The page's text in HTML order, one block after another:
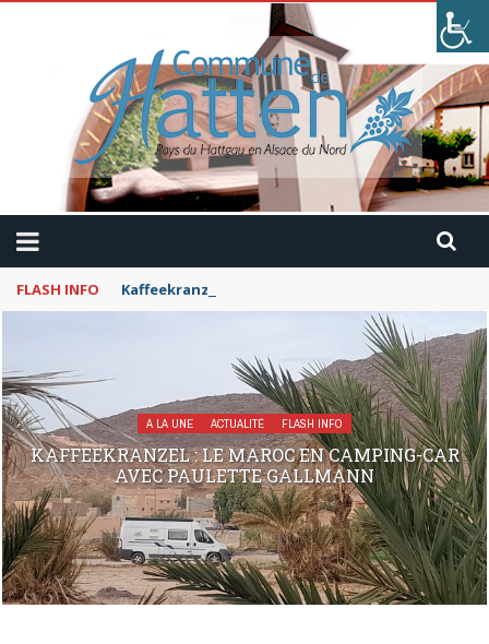
FLASH INFO Kaffeekranzel : Le Maroc en camping-car avec
A LA UNE ACTUALITÉ FLASH INFO
KAFFEEKRANZEL : LE MAROC EN CAMPING-CAR
AVEC PAULETTE GALLMANN